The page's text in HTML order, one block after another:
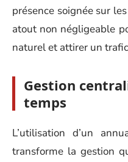
présence soignée sur
atout non négligeable
naturel et attirer un
Gestion
temps
L’utilisation d’un
transforme la gestion